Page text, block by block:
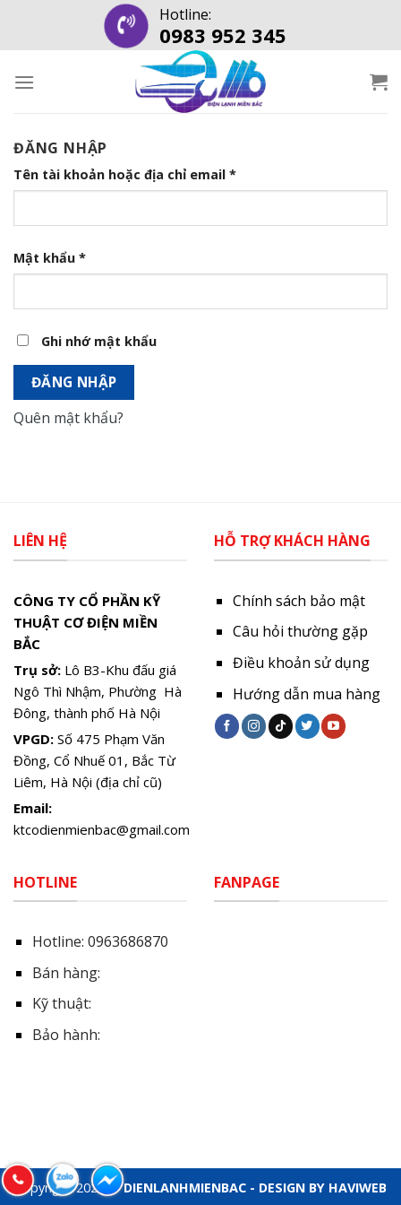
content
Hotline:
0983 952 345
ĐĂNG NHẬP
Tên tài khoản hoặc địa chỉ email *
Mật khẩu *
Ghi nhớ mật khẩu
ĐĂNG NHẬP
Quên mật khẩu?
LIÊN HỆ
CÔNG TY CỔ PHẦN KỸ
THUẬT CƠ ĐIỆN MIỀN
BẮC
Trụ sở: Lô B3-Khu đấu giá
Ngô Thì Nhậm, Phường Hà
Đông, thành phố Hà Nội
VPGD: Số 475 Phạm Văn
Đồng, Cổ Nhuế 01, Bắc Từ
Liêm, Hà Nội (địa chỉ cũ)
Email:
ktcodienmienbac@gmail.com
HỖ TRỢ KHÁCH HÀNG
Chính sách bảo mật
Câu hỏi thường gặp
Điều khoản sử dụng
Hướng dẫn mua hàng
HOTLINE
Hotline: 0963686870
Bán hàng:
Kỹ thuật:
Bảo hành:
FANPAGE
Copyright 2026 ©DIENLANHMIENBAC - DESIGN BY HAVIWEB